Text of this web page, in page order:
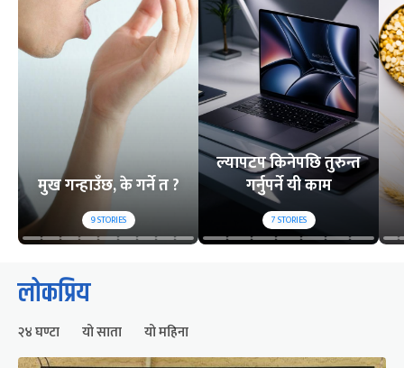
मुख गन्हाउँछ, के गर्ने त ?
9STORIES
ल्यापटप किनेपछि तुरुन्त
गर्नुपर्ने यी काम
7STORIES
लोकप्रिय
२४ घण्टा यो साता यो महिना